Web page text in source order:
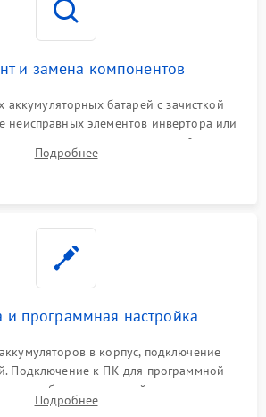
и замена компонентов
аккумуляторных батарей с зачисткой
неисправных элементов инвертора или
и монтаж новых радиодеталей.
поврежденных токоведущих дорожек и
Подробнее
и программная настройка
в корпус, подключение
Подключение к ПК для программной
батареи, настройки порогов
и сброса счетчиков старения АКБ.
Подробнее